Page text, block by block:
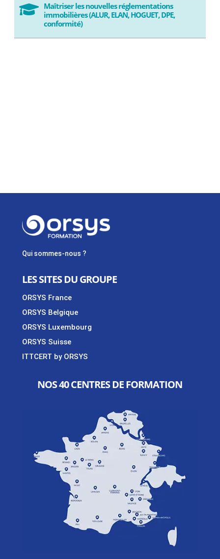
 Maîtriser les nouvelles réglementations
immobilières (ALUR, ELAN, HOGUET, DPE,
conformité)
Qui sommes-nous ?
LES SITES DU GROUPE
ORSYS France
ORSYS Belgique
ORSYS Luxembourg
ORSYS Suisse
ITTCERT by ORSYS
NOS 40 CENTRES DE FORMATION